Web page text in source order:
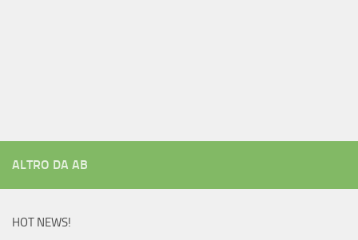
ALTRO DA AB
HOT NEWS!